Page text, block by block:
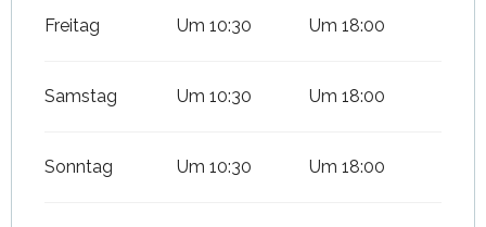
Freitag Um 10:30 Um 18:00
Samstag Um 10:30 Um 18:00
Sonntag Um 10:30 Um 18:00